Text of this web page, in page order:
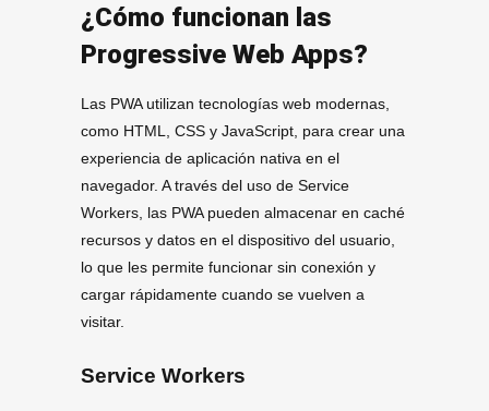
¿Cómo funcionan las
Progressive Web Apps?
Las PWA utilizan tecnologías web modernas,
como HTML, CSS y JavaScript, para crear una
experiencia de aplicación nativa en el
navegador. A través del uso de Service
Workers, las PWA pueden almacenar en caché
recursos y datos en el dispositivo del usuario,
lo que les permite funcionar sin conexión y
cargar rápidamente cuando se vuelven a
visitar.
Service Workers